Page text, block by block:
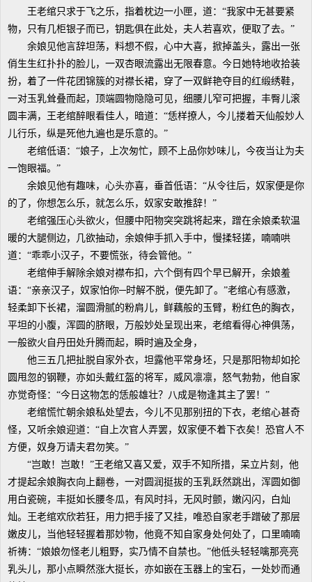
王老绾只求于飞之乐，指着枕边一小匣，道：“我家中无甚要紧
物，只有几柜银子而已，钥匙俱在此处，夫人若喜欢，便取了去。”
余娘见他言辞坦荡，料想不假，心中大喜，掀掉盖头，露出一张
俏生生红扑扑的脸儿，一双杏眼流露出无限春意。今日她特地收拾装
扮，着了一件花团锦簇的对襟长裙，穿了一双鲜艳夺目的红缎绣鞋，
一对玉乳耸叠而起，顶端圆物隐隐可见，细腰儿窄可把握，丰臀儿滚
圆丰满，王老绾醉眼看佳人，暗道：“恁样撩人，今儿搂着天仙般妙人
儿行乐，纵是死他九遍也是乐意的。”
老绾低语：“娘子，上次匆忙，顾不上品你妙味儿，今夜当让为夫
一饱眼福。”
余娘见他有趣味，心头亦喜，垂首低语：“从令往后，奴家便是你
的了，你想怎么乐，就怎么乐，奴家安敢推辞！”
老绾强压心头欲火，但腰中阳物突突跳将起来，蹭在余娘柔软温
暖的大腿侧边，几欲抽动，余娘伸手抓入手中，慢揉轻搓，喃喃哄
道：“乖乖小汉子，不要慌张，待会管他。”
老绾伸手解除余娘对襟布扣，六个倒有四个早已解开，余娘羞
语：“亲亲汉子，奴家怕你─时解不脱，便先卸了。”老绾心有感激，
轻柔卸下长裙，溜圆滑腻的粉肩儿，鲜藕般的玉臂，粉红色的胸衣，
平坦的小腹，浑圆的脐眼，万般妙处呈现出来，老绾看得心神俱荡，
一般欲火自丹田处升腾而起，瞬时遍及全身，
他三五几把扯脱自家外衣，坦露他平常身坯，只是那阳物却如抡
圆甩忽的钢鞭，亦如头戴红盔的将军，威风凛凛，怒气勃勃，他自家
亦觉奇怪：“今日这物怎的恁般雄壮？八成是物逢其主了罢！”
老绾慌忙朝余娘私处望去，今儿不见那别扭的下衣，老绾心甚奇
怪，又听余娘迎道：“自上次官人弄罢，奴家便不着下衣矣！恐官人不
方便，奴身万请夫君勿笑。”
“岂敢！岂敢！”王老绾又喜又爱，双手不知所措，呆立片刻，他
才提起余娘胸衣向上翻卷，一对圆润挺拔的玉乳跃然跳出，浑圆如御
用白瓷碗，丰挺如长腰冬瓜，有风时抖，无风时颤，嫩闪闪，白灿
灿。王老绾欢欣若狂，用力把手接了又挂，唯恐自家老手蹭破了那层
嫩皮儿，当他轻轻握着那妙物，他竟不知自家身处何处了，口里喃喃
祈祷：“娘娘勿怪老儿粗野，实乃情不自禁也。”他低头轻轻噙那亮亮
乳头儿，那小点瞬然涨大挺长，亦如嵌在玉器上的宝石，一处妙而通